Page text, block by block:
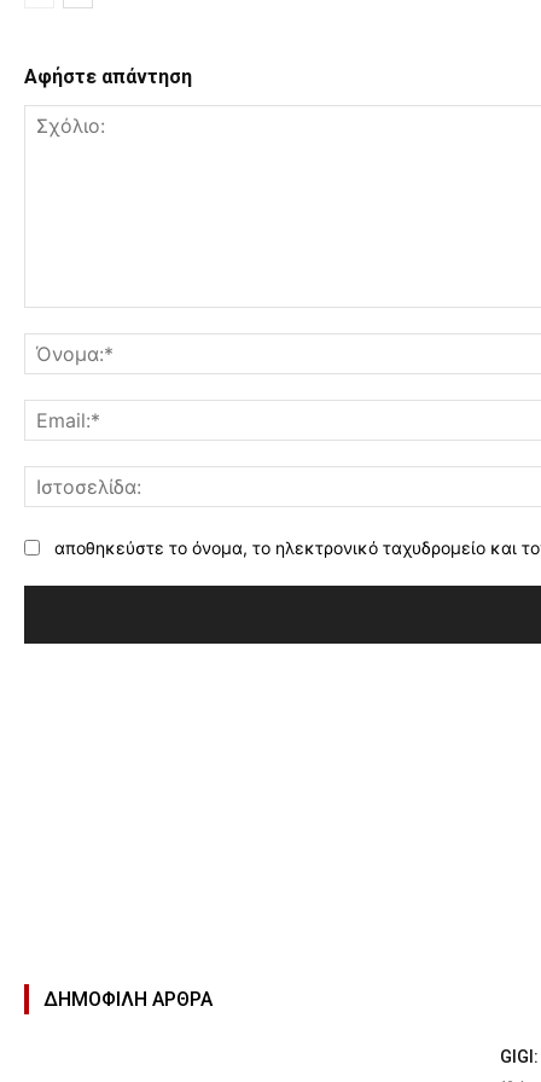
Αφήστε απάντηση
αποθηκεύστε το όνομα, το ηλεκτρονικό ταχυδρομείο και
ΔΗΜΟΦΙΛΉ ΑΡΘΡΑ